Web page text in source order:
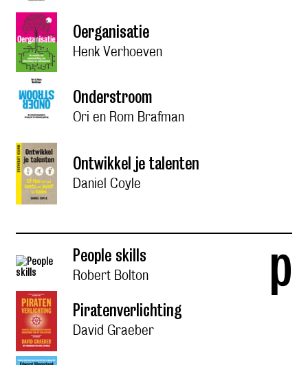
Oerganisatie
Henk Verhoeven
Onderstroom
Ori en Rom Brafman
Ontwikkel je talenten
Daniel Coyle
p
People skills
Robert Bolton
Piratenverlichting
David Graeber